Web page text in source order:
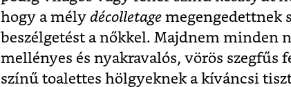
hogy a mély décolletage megengedettnek
beszélgetést a nőkkel. Majdnem minden
mellényes és nyakravalós, vörös
színű toalettes hölgyeknek a kíváncsi